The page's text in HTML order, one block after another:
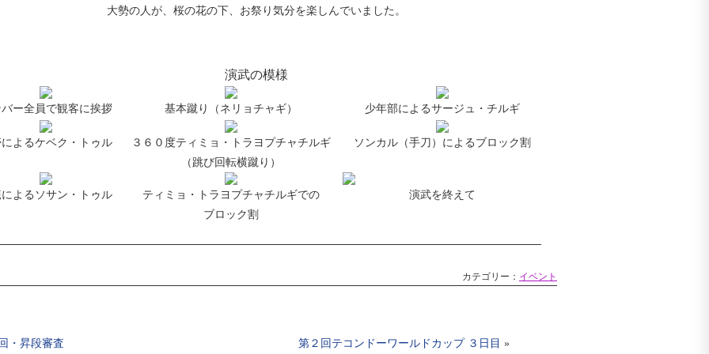
大勢の人が、桜の花の下、お祭り気分を楽しんでいました。
演武の模様
バー全員で観客に挨拶 基本蹴り（ネリョチャギ） 少年部によるサージュ・チルギ
よるケベク・トゥル
３６０度ティミョ・トラヨプチャチルギ
（跳び回転横蹴り）
ソンカル（手刀）によるブロック割
によるソサン・トゥル
ティミョ・トラヨプチャチルギでの
ブロック割
演武を終えて
カテゴリー： イベント
・昇段審査 第２回テコンドーワールドカップ ３日目 »